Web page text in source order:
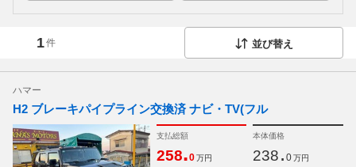
1件 並び替え
ハマー
H2 ブレーキパイプライン交換済 ナビ・TV(フル
支払総額
258.0 万円
本体価格
238. 0 万円